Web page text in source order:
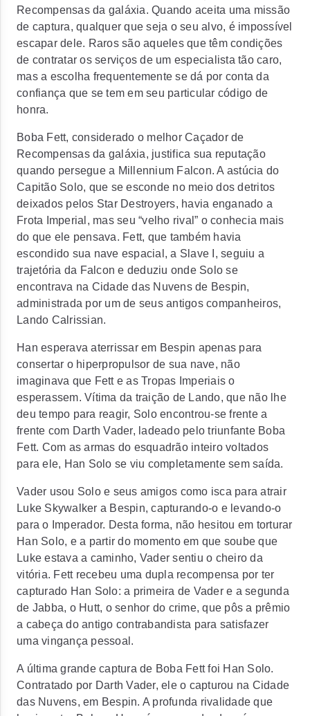
Recompensas da galáxia. Quando aceita uma missão
de captura, qualquer que seja o seu alvo, é impossível
escapar dele. Raros são aqueles que têm condições
de contratar os serviços de um especialista tão caro,
mas a escolha frequentemente se dá por conta da
confiança que se tem em seu particular código de
honra.
Boba Fett, considerado o melhor Caçador de
Recompensas da galáxia, justifica sua reputação
quando persegue a Millennium Falcon. A astúcia do
Capitão Solo, que se esconde no meio dos detritos
deixados pelos Star Destroyers, havia enganado a
Frota Imperial, mas seu “velho rival” o conhecia mais
do que ele pensava. Fett, que também havia
escondido sua nave espacial, a Slave I, seguiu a
trajetória da Falcon e deduziu onde Solo se
encontrava na Cidade das Nuvens de Bespin,
administrada por um de seus antigos companheiros,
Lando Calrissian.
Han esperava aterrissar em Bespin apenas para
consertar o hiperpropulsor de sua nave, não
imaginava que Fett e as Tropas Imperiais o
esperassem. Vítima da traição de Lando, que não lhe
deu tempo para reagir, Solo encontrou-se frente a
frente com Darth Vader, ladeado pelo triunfante Boba
Fett. Com as armas do esquadrão inteiro voltados
para ele, Han Solo se viu completamente sem saída.
Vader usou Solo e seus amigos como isca para atrair
Luke Skywalker a Bespin, capturando-o e levando-o
para o Imperador. Desta forma, não hesitou em torturar
Han Solo, e a partir do momento em que soube que
Luke estava a caminho, Vader sentiu o cheiro da
vitória. Fett recebeu uma dupla recompensa por ter
capturado Han Solo: a primeira de Vader e a segunda
de Jabba, o Hutt, o senhor do crime, que pôs a prêmio
a cabeça do antigo contrabandista para satisfazer
uma vingança pessoal.
A última grande captura de Boba Fett foi Han Solo.
Contratado por Darth Vader, ele o capturou na Cidade
das Nuvens, em Bespin. A profunda rivalidade que